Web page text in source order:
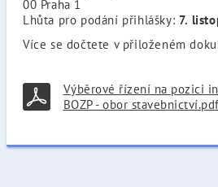
00 Praha 1
Lhůta pro podání přihlášky: 7.
Více se dočtete v přiloženém
Výběrové řízení na pozici
BOZP - obor stavebnictví.pdf